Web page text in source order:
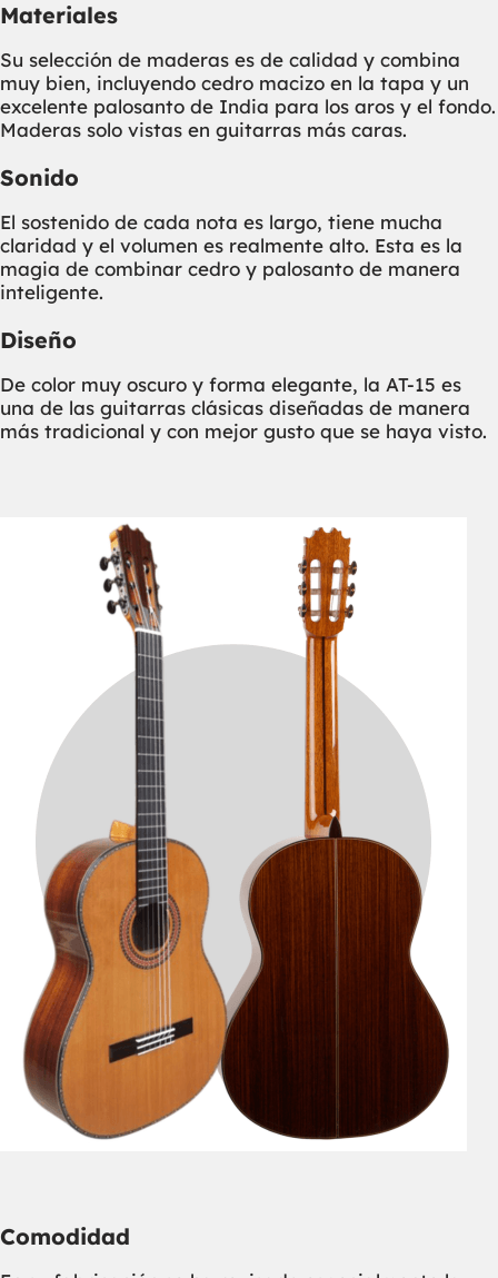
Materiales
Su selección de maderas es de calidad y combina
muy bien, incluyendo cedro macizo en la tapa y un
excelente palosanto de India para los aros y el fondo.
Maderas solo vistas en guitarras más caras.
Sonido
El sostenido de cada nota es largo, tiene mucha
claridad y el volumen es realmente alto. Esta es la
magia de combinar cedro y palosanto de manera
inteligente.
Diseño
De color muy oscuro y forma elegante, la AT-15 es
una de las guitarras clásicas diseñadas de manera
más tradicional y con mejor gusto que se haya visto.
Comodidad